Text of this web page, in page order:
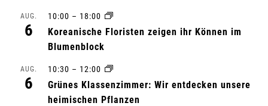
AUG.
6
10:00 – 18:00
Koreanische Floristen zeigen ihr Können im
Blumenblock
AUG.
6
10:30 – 12:00
Grünes Klassenzimmer: Wir entdecken unsere
heimischen Pflanzen